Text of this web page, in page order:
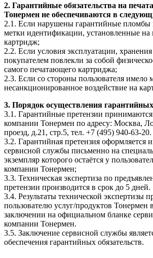
2. Гарантийные обязательства на
Тонермен не обеспечиваются в
2.1. Если нарушены гарантийные пломбы
метки идентификации, установленные
картридж;
2.2. Если условия эксплуатации,
покупателем повлекли за собой
самого печатающего картриджа;
2.3. Если со стороны пользователя имело
несанкционированное воздействие на
3. Порядок осуществления гарантийных
3.1. Гарантийные претензии
компании Тонермен по адресу: Москва,
проезд, д.21, стр.5, тел. +7 (495) 940-63-20.
3.2. Гарантийная претензия оформляется
сервисной службы письменно на
экземпляр которого остаётся у
компании Тонермен;
3.3. Техническая экспертиза по
претензии производится в срок до 5 дней.
3.4. Результаты технической экспертизы
пользователю услуг/продуктов Тонермен
заключении на официальном бланке
компании Тонермен.
3.5. Заключение сервисной службы
обеспечения гарантийных обязательств.